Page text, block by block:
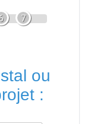
6 7
ou
: